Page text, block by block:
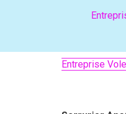
Entreprise